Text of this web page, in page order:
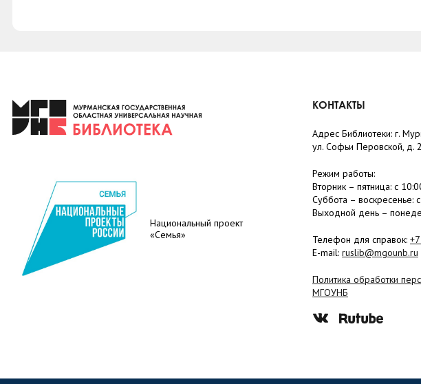
Национальный проект
«Семья»
КОНТАКТЫ
Адрес Библиотеки: г.
ул. Софьи Перовской, д.
Режим работы:
Вторник – пятница: с
Суббота – воскресенье:
Выходной день –
Телефон для справок:
E-mail: ruslib@mgounb.ru
Политика обработки
МГОУНБ